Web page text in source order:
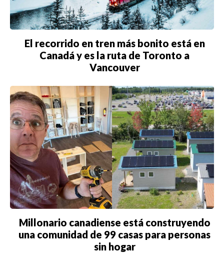
El recorrido en tren más bonito está en
Canadá y es la ruta de Toronto a
Vancouver
Millonario canadiense está construyendo
una comunidad de 99 casas para personas
sin hogar